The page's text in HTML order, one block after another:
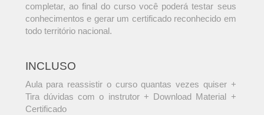
completar, ao final do curso você poderá testar seus
conhecimentos e gerar um certificado reconhecido em
todo território nacional.
INCLUSO
Aula para reassistir o curso quantas vezes quiser +
Tira dúvidas com o instrutor + Download Material +
Certificado